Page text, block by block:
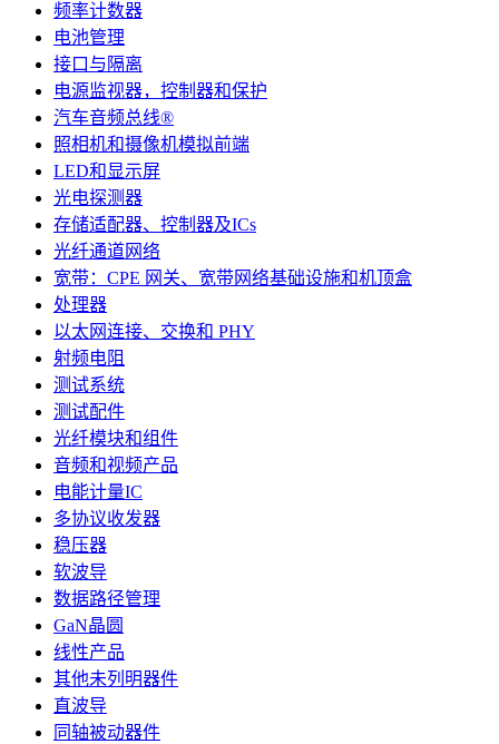
频率计数器
电池管理
接口与隔离
电源监视器，控制器和保护
汽车音频总线®
照相机和摄像机模拟前端
LED和显示屏
光电探测器
存储适配器、控制器及ICs
光纤通道网络
宽带：CPE 网关、宽带网络基础设施和机顶盒
处理器
以太网连接、交换和 PHY
射频电阻
测试系统
测试配件
光纤模块和组件
音频和视频产品
电能计量IC
多协议收发器
稳压器
软波导
数据路径管理
GaN晶圆
线性产品
其他未列明器件
直波导
同轴被动器件